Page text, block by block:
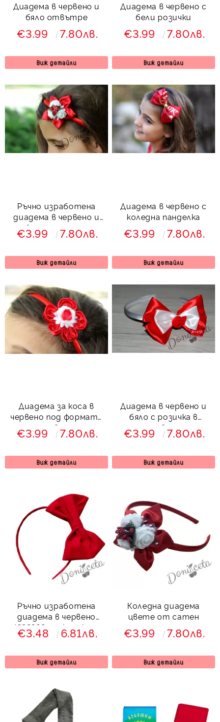
Диадема в червено и
бяло отвътре
€3.99 7.80лв.
Виж детайли
Диадема в червено с
бели розички
€3.99 7.80лв.
Виж детайли
Ръчно изработена
диадема в червено и
бяло за момиче
€3.99 7.80лв.
Виж детайли
Диадема в червено с
коледна панделка
€3.99 7.80лв.
Виж детайли
Диадема за коса в
червено под формата
на цвете
€3.99 7.80лв.
Виж детайли
Диадема в червено и
бяло с розичка в
червено
€3.99 7.80лв.
Виж детайли
Ръчно изработена
диадема в червено
4332322 от колекция
Червеника
€3.48 6.81лв.
Виж детайли
Коледна диадема
цвете от сатен
€3.99 7.80лв.
Виж детайли